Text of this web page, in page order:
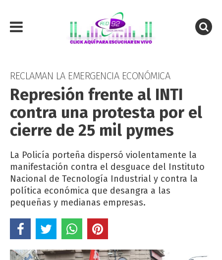
RECLAMAN LA EMERGENCIA ECONÓMICA
Represión frente al INTI
contra una protesta por el
cierre de 25 mil pymes
La Policía porteña dispersó violentamente la
manifestación contra el desguace del Instituto
Nacional de Tecnología Industrial y contra la
política económica que desangra a las
pequeñas y medianas empresas.